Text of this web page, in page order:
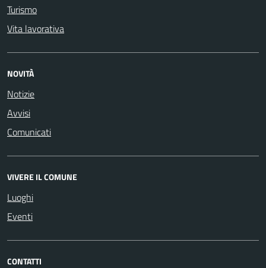
Turismo
Vita lavorativa
NOVITÀ
Notizie
Avvisi
Comunicati
VIVERE IL COMUNE
Luoghi
Eventi
CONTATTI